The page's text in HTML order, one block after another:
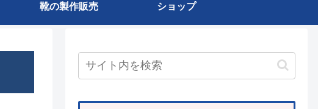
靴の製作販売 ショップ